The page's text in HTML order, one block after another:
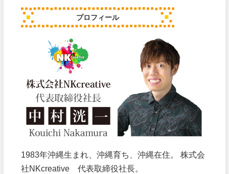
プロフィール
1983年沖縄生まれ、沖縄育ち、沖縄在住。 株式会
社NKcreative 代表取締役社長。